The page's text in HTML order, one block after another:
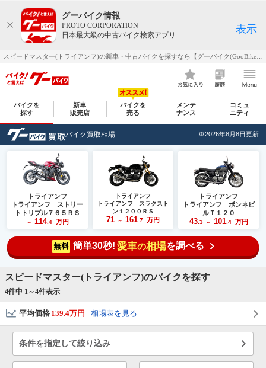
グーバイク情報
PROTO CORPORATION
日本最大級の中古バイク検索アプリ
表示
バイクを
探す
新車
販売店
バイクを
売る
メンテ
ナンス
コミュ
ニティ
バイク買取相場 ※2026年8月8日更新
トライアンフ
トライアンフ ストリー
トトリプル７６５ＲＳ
～ 114.4 万円
トライアンフ
トライアンフ スラクスト
ン１２００ＲＳ
71 ～ 161 .7 万円
トライアンフ
トライアンフ ボンネビ
ルＴ１２０
43.3 ～ 101.4 万円
無料 簡単30秒! 愛車の相場を調べる
スピードマスター(トライアンフ)のバイクを探す
4件中 1～4件表示
平均価格 139.4万円 相場表を見る
条件を指定して絞り込み